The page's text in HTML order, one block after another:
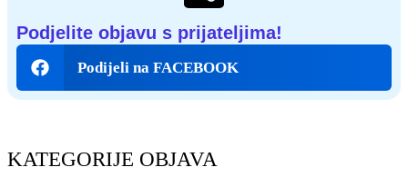
Podjelite objavu s prijateljima!
Podijeli na FACEBOOK
KATEGORIJE OBJAVA